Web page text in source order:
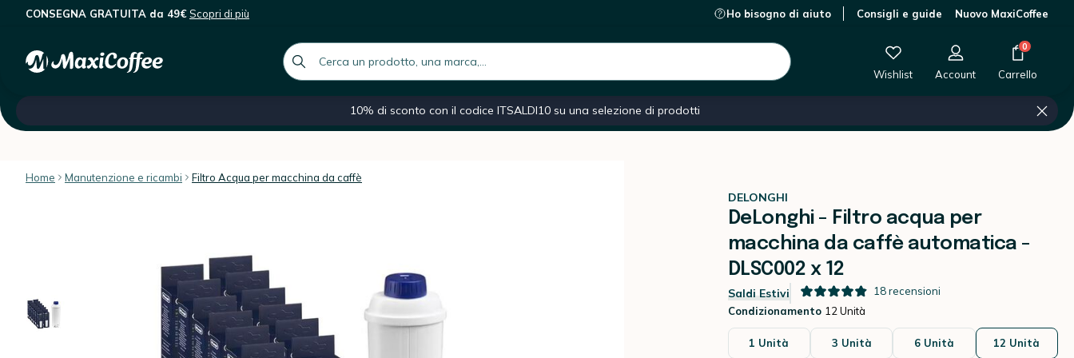
CONSEGNA GRATUITA da 49€Scopri di più Ho bisogno di aiuto Consigli e guide Nuovo MaxiCoffee
global.search.placeholder
Wishlist Account
0
Carrello
Caffè italiano Macchina caffè espresso Caffè macinato Moka
10% di sconto con il codice ITSALDI10 su una selezione di prodotti
Home Manutenzione e ricambi Filtro Acqua per macchina da caffè
DELONGHI
DeLonghi - Filtro acqua per
macchina da caffè automatica -
DLSC002 x 12
Saldi Estivi 18recensioni
Condizionamento 12 Unità
1 Unità 3 Unità 6 Unità 12 Unità
Descrizione Recensioni dei clienti
72,90 € -